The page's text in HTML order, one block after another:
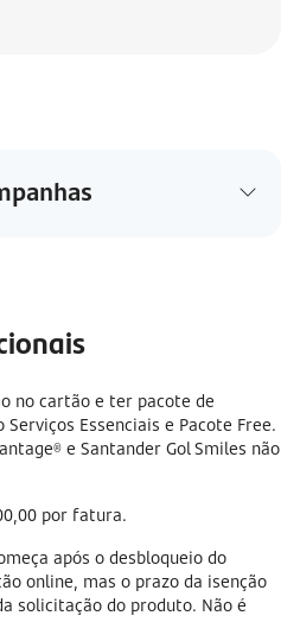
no cartão e ter pacote de
Essenciais e Pacote Free.
e Santander Gol Smiles não
por fatura.
após o desbloqueio do
online, mas o prazo da isenção
solicitação do produto. Não é